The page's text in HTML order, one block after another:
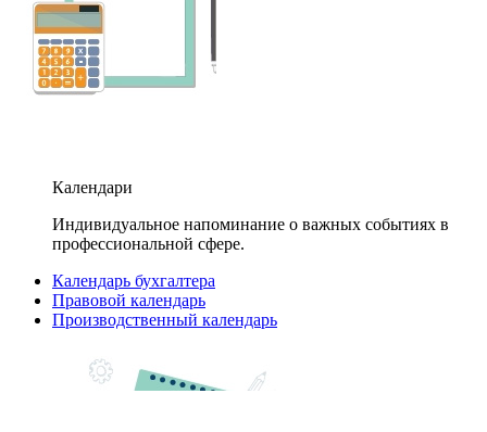
Календари
Индивидуальное напоминание о важных событиях в
профессиональной сфере.
Календарь бухгалтера
Правовой календарь
Производственный календарь